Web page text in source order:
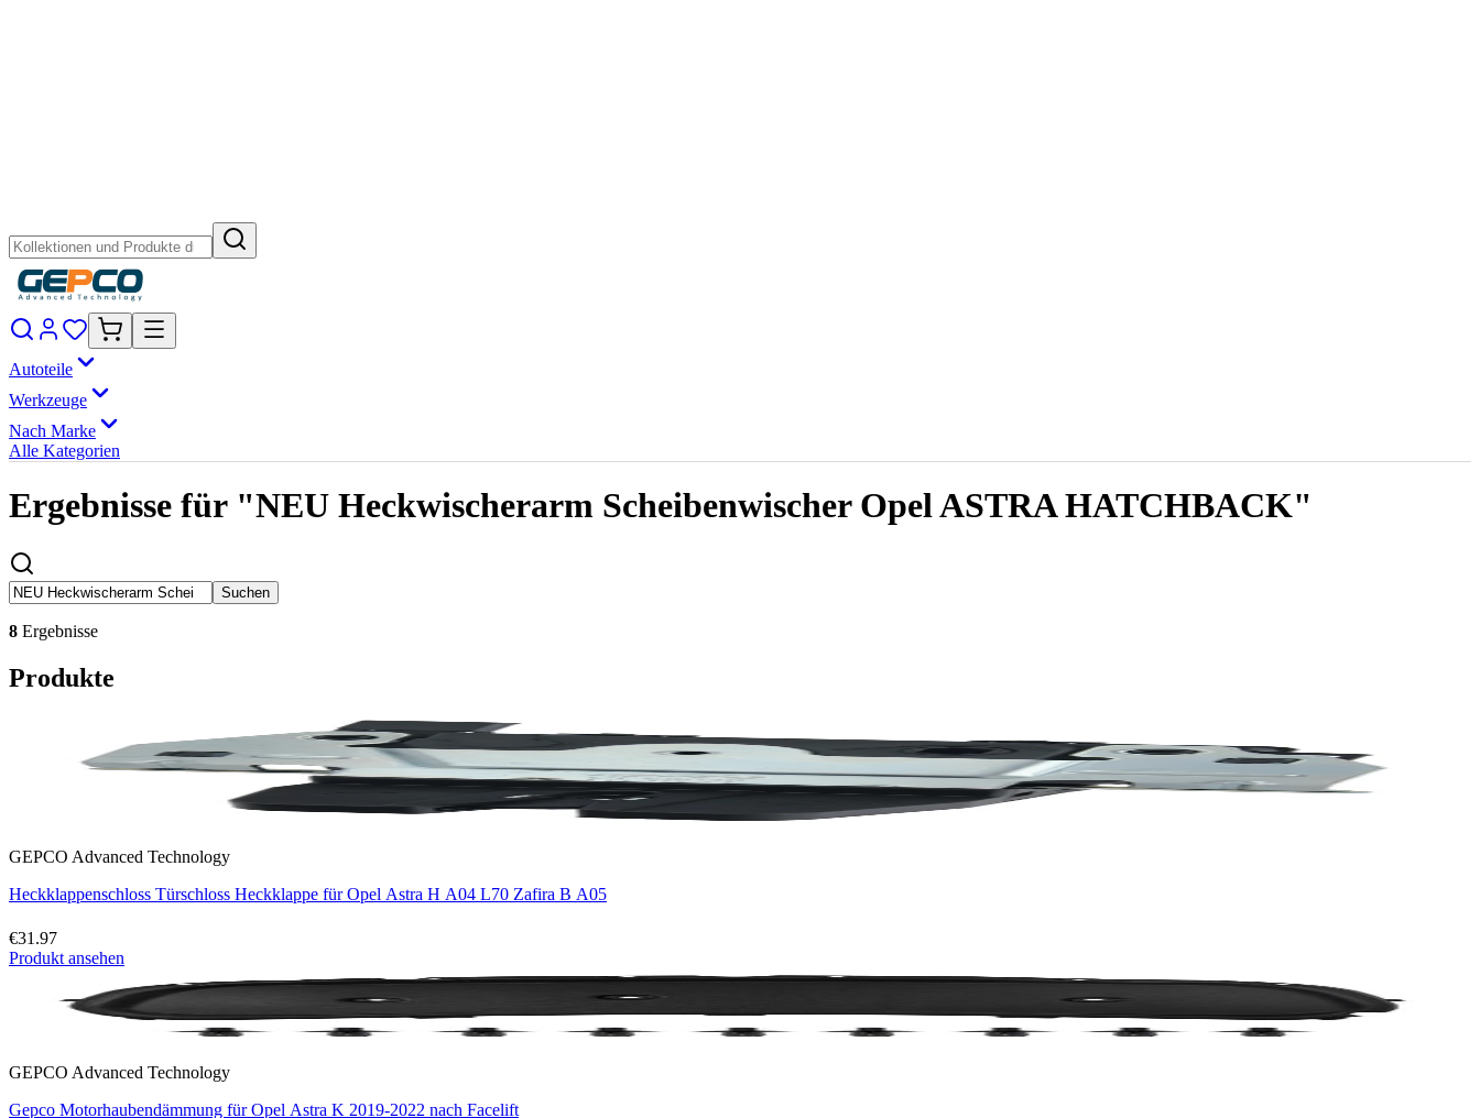
Autoteile
Werkzeuge
Nach Marke
Alle Kategorien
Ergebnisse für "NEU Heckwischerarm Scheibenwischer Opel ASTRA HATCHBACK"
Suchen
8 Ergebnisse
Produkte
GEPCO Advanced Technology
Heckklappenschloss Türschloss Heckklappe für Opel Astra H A04 L70 Zafira B A05
€31.97
Produkt ansehen
GEPCO Advanced Technology
Gepco Motorhaubendämmung für Opel Astra K 2019-2022 nach Facelift